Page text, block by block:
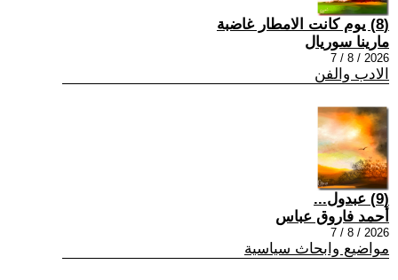
(8) يوم كانت الامطار غاضبة
مارينا سوريال
2026 / 8 / 7
الادب والفن
(9) عبدول...
أحمد فاروق عباس
2026 / 8 / 7
مواضيع وابحاث سياسية